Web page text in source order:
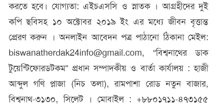
করতে হবে। যোগ্যতা: এইচএসসি ও স্নাতক । আগ্রহীদের দুই
কপি ছবিসহ ১০ অক্টোবর ২০১৯ ইং এর মধ্যে জীবন বৃত্তান্ত
প্রেরণ করুন । অনলাইন আবেদন পত্র পাঠানো ঠিকানা মেইল:
biswanatherdak24info@gmail.com, “বিশ্বনাথের ডাক
টুয়েন্টিফোরডটকম” প্রধান সম্পাদকীয় ও বার্তা কার্যালয় : হাজী
আব্দুল গণি প্লাজা (নিচ তলা), রামপাশা রোড নতুন বাজার,
বিশ্বনাথ-৩১৩০, সিলেট । মোবাইল : +৮৮০১৭১১-৪৭৩১৫৫